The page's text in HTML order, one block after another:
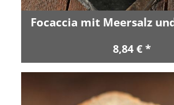
Focaccia mit Meersalz
8,84 € *